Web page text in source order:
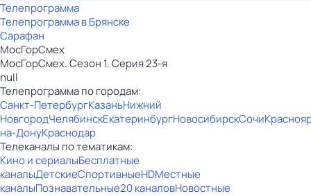
Телепрограмма
Телепрограмма в Брянске
Сарафан
МосГорСмех
МосГорСмех. Сезон 1. Серия 23-я
null
Телепрограмма по городам:
Санкт-ПетербургКазаньНижний
НовгородЧелябинскЕкатеринбургНовосибирскСочи
на-ДонуКраснодар
Телеканалы по тематикам:
Кино и сериалыБесплатные
каналыДетскиеСпортивныеHDМестные
каналыПознавательные20 каналовНовостные